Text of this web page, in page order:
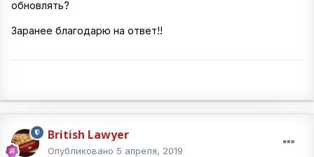
обновлять?
Заранее благодарю на ответ!!
British Lawyer
Опубликовано 5 апреля, 2019